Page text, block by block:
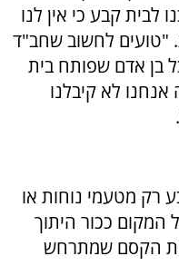
לבית קבע כי אין לנו
"טועים לחשוב שחב"ד
בן אדם שפותח בית
לדאוג לעצמו. 25 שנה אנחנו לא קיבלנו
רק מטעמי נוחות או
ככור היתוך
את הקסם שמתרחש